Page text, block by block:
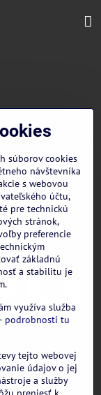
súborov cookies
návštevníka
s webovou
účtu,
pre technickú
stránok,
preferencie
základnú
a stabilitu je
využíva služba
podrobnosti tu
tejto webovej
údajov o jej
a služby